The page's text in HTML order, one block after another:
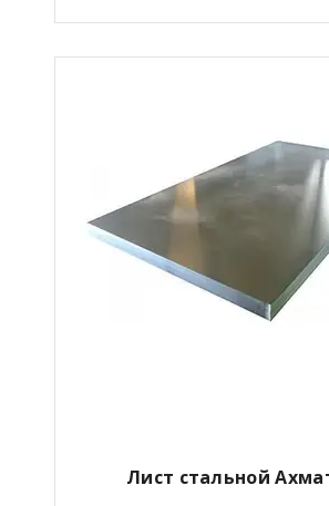
Лист стальной